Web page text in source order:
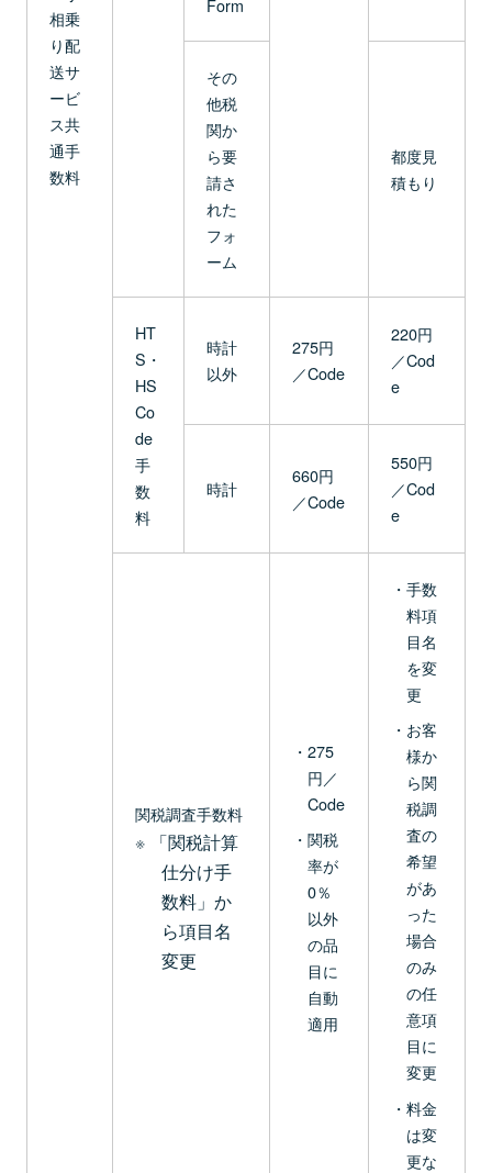
相乗
り配
送サ
ービ
ス共
通手
数料
その
他税
関か
ら要
請さ
れた
フォ
ーム
都度見
積もり
HT
S・
HS
Co
de
手
数
料
時計
以外
275円
／Code
220円
／Cod
e
時計
660円
／Code
550円
／Cod
e
関税調査手数料
「関税計算
仕分け手
数料」か
ら項目名
変更
275
円／
Code
関税
率が
0％
以外
の品
目に
自動
適用
手数
料項
目名
を変
更
お客
様か
ら関
税調
査の
希望
があ
った
場合
のみ
の任
意項
目に
変更
料金
は変
更な